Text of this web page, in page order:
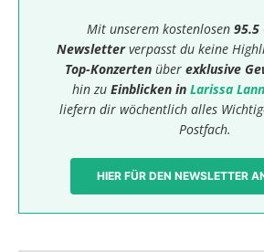
Mit unserem kostenlosen 95.5
Newsletterverpasst du keine
Top-Konzertenüber exklusive
hin zu Einblicken in Larissa
liefern dir wöchentlich alles
Postfach.
HIER FÜR DEN NEWSLETTER